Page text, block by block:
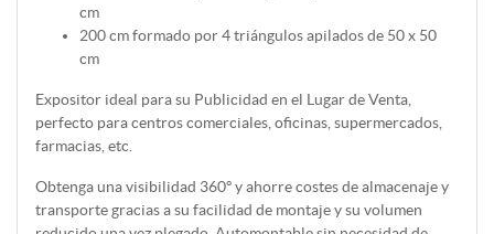
cm
200 cm formado por 4 triángulos apilados de 50 x 50
cm
Expositor ideal para su Publicidad en el Lugar de Venta,
perfecto para centros comerciales, oficinas, supermercados,
farmacias, etc.
Obtenga una visibilidad 360º y ahorre costes de almacenaje y
transporte gracias a su facilidad de montaje y su volumen